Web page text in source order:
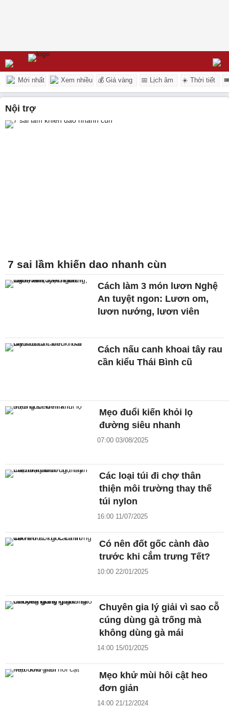
Mới nhất Xem nhiều 💰 Giá vàng 📅 Lịch âm ☀️ Thời tiết
nội trợ
7 sai lầm khiến dao nhanh cùn
Cách làm 3 món lươn Nghệ
An tuyệt ngon: Lươn om,
lươn nướng, lươn viên
Cách nấu canh khoai tây rau
cần kiểu Thái Bình cũ
Mẹo đuổi kiến khỏi lọ
đường siêu nhanh
07:00 03/08/2025
Các loại túi đi chợ thân
thiện môi trường thay thế
túi nylon
16:00 11/07/2025
Có nên đốt gốc cành đào
trước khi cắm trưng Tết?
10:00 22/01/2025
Chuyên gia lý giải vì sao cỗ
cúng dùng gà trống mà
không dùng gà mái
14:00 15/01/2025
Mẹo khử mùi hôi cật heo
đơn giản
14:00 21/12/2024